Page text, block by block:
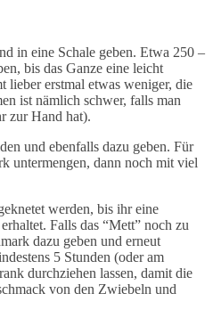
in eine Schale geben. Etwa 250 –
bis das Ganze eine leicht
lieber erstmal etwas weniger, die
ist nämlich schwer, falls man
zur Hand hat).
und ebenfalls dazu geben. Für
untermengen, dann noch mit viel
werden, bis ihr eine
Falls das “Mett” noch zu
dazu geben und erneut
5 Stunden (oder am
durchziehen lassen, damit die
von den Zwiebeln und